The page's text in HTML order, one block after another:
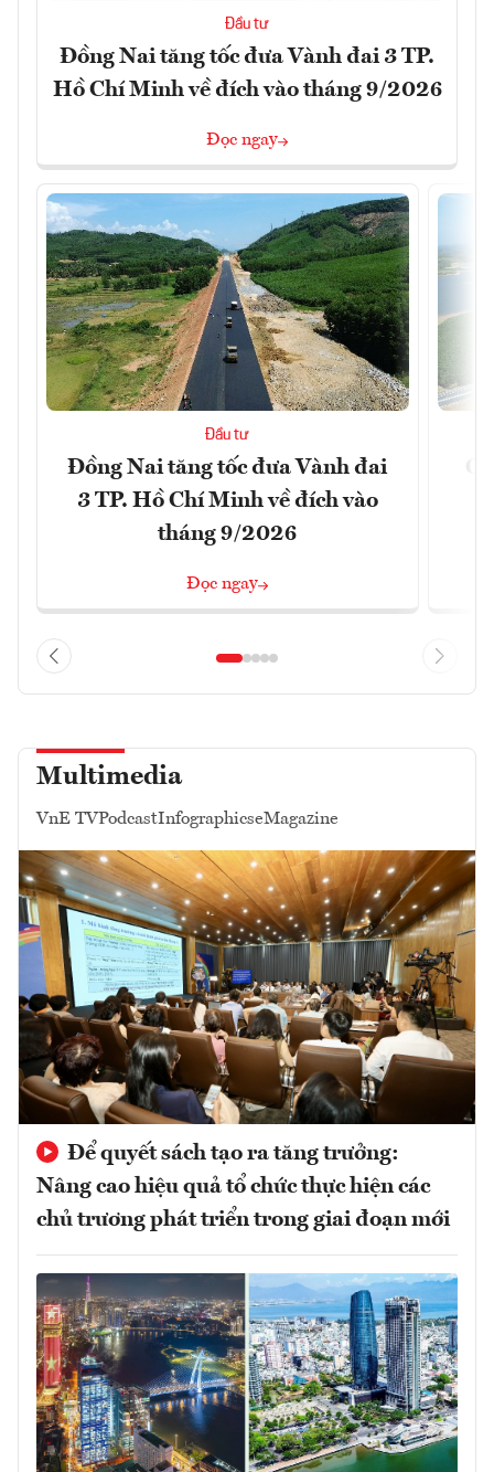
Đầu tư
Đồng Nai tăng tốc đưa Vành đai 3 TP.
Hồ Chí Minh về đích vào tháng 9/2026
Đọc ngay
Đầu tư
Đồng Nai tăng tốc đưa Vành đai
3 TP. Hồ Chí Minh về đích vào
tháng 9/2026
Đọc ngay
Multimedia
VnE TVPodcastInfographicseMagazine
Để quyết sách tạo ra tăng trưởng:
Nâng cao hiệu quả tổ chức thực hiện các
chủ trương phát triển trong giai đoạn mới